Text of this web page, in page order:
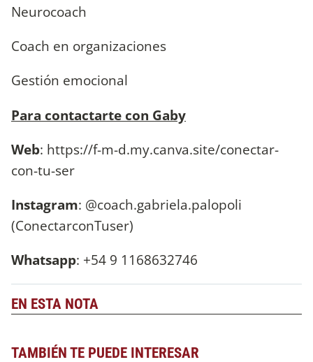
Neurocoach
Coach en organizaciones
Gestión emocional
Para contactarte con Gaby
Web: https://f-m-d.my.canva.site/conectar-
con-tu-ser
Instagram: @coach.gabriela.palopoli
(ConectarconTuser)
Whatsapp: +54 9 1168632746
EN ESTA NOTA
TAMBIÉN TE PUEDE INTERESAR